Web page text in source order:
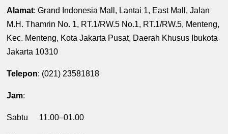
Alamat: Grand Indonesia Mall, Lantai 1, East Mall, Jalan
M.H. Thamrin No. 1, RT.1/RW.5 No.1, RT.1/RW.5, Menteng,
Kec. Menteng, Kota Jakarta Pusat, Daerah Khusus Ibukota
Jakarta 10310
Telepon: (021) 23581818
Jam:
Sabtu 11.00–01.00